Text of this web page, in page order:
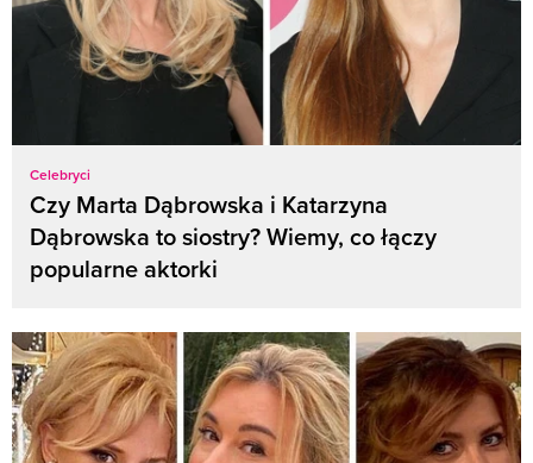
Celebryci
Czy Marta Dąbrowska i Katarzyna
Dąbrowska to siostry? Wiemy, co łączy
popularne aktorki